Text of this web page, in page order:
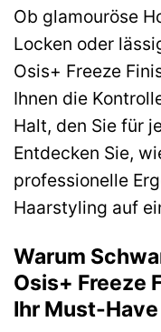
Ob glamouröse
Locken oder
Osis+ Freeze
Ihnen die
Halt, den Sie für
Entdecken Sie,
professionelle
Haarstyling auf
Warum
Osis+ Freeze
Ihr Must-